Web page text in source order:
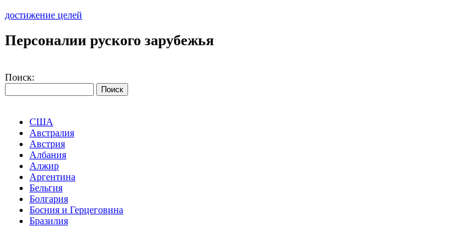
достижение целей
Персоналии руского зарубежья
Поиск:
США
Австралия
Австрия
Албания
Алжир
Аргентина
Бельгия
Болгария
Босния и Герцеговина
Бразилия